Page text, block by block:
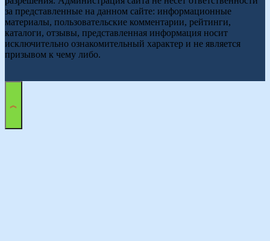
за представленные на данном сайте: информационные
материалы, пользовательские комментарии, рейтинги,
каталоги, отзывы, представленная информация носит
исключительно ознакомительный характер и не является
призывом к чему либо.